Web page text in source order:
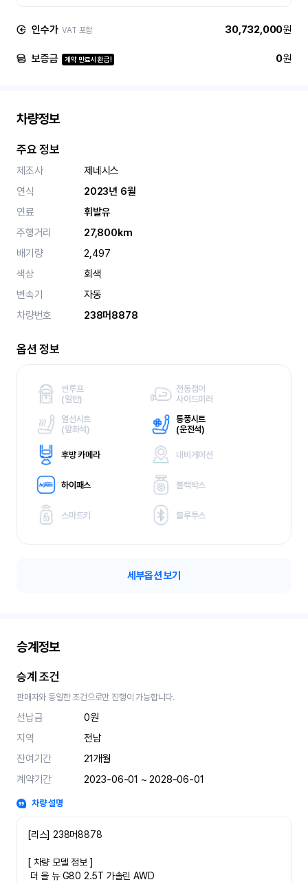
인수가 VAT 포함 30,732,000원
보증금 계약 만료시 환급! 0원
차량정보
주요 정보
제조사
제네시스
연식
2023년 6월
연료
휘발유
주행거리
27,800km
배기량
2,497
색상
회색
변속기
자동
차량번호
238머8878
옵션 정보
썬루프
(일반)
전동접이
사이드미러
열선시트
(앞좌석)
통풍시트
(운전석)
후방 카메라 내비게이션
하이패스 블랙박스
스마트키 블루투스
세부옵션 보기
승계정보
승계 조건
판매자와 동일한 조건으로만 진행이 가능합니다.
선납금
0원
지역
전남
잔여기간
21개월
계약기간
2023-06-01 ~ 2028-06-01
차량 설명
[리스] 238머8878
​[ 차량 모델 정보 ]
더 올 뉴 G80 2.5T 가솔린 AWD